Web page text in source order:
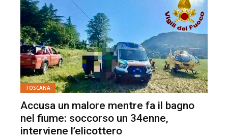
TOSCANA
Accusa un malore mentre fa il bagno
nel fiume: soccorso un 34enne,
interviene l’elicottero